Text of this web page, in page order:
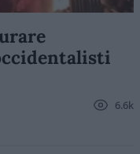
6.6k